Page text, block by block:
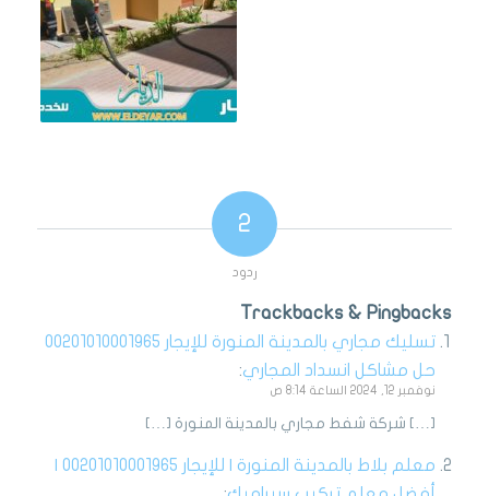
2
ردود
Trackbacks & Pingbacks
تسليك مجاري بالمدينة المنورة للإيجار 00201010001965
حل مشاكل انسداد المجاري:
نوفمبر 12, 2024 الساعة 8:14 ص
[…] شركة شفط مجاري بالمدينة المنورة […]